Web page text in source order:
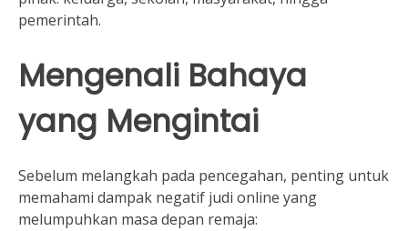
pemerintah.
Mengenali Bahaya
yang Mengintai
Sebelum melangkah pada pencegahan, penting untuk
memahami dampak negatif judi online yang
melumpuhkan masa depan remaja: